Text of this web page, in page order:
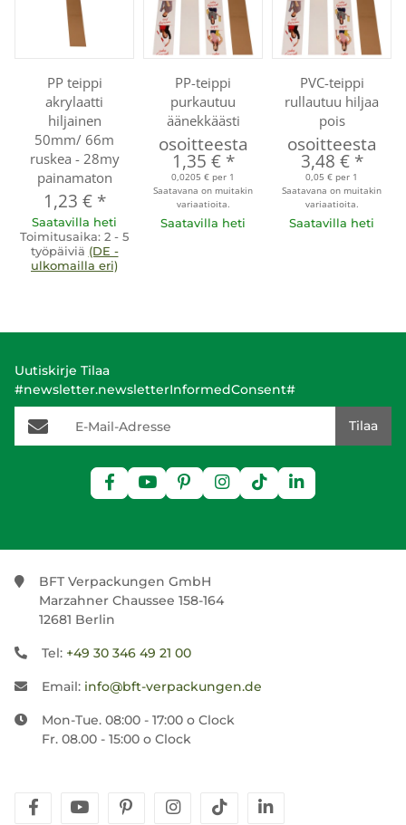
PP teippi
akrylaatti
hiljainen
50mm/ 66m
ruskea - 28my
painamaton
1,23 € *
Saatavilla heti
Toimitusaika: 2 - 5
työpäiviä (DE -
ulkomailla eri)
PP-teippi
purkautuu
äänekkäästi
osoitteesta
1,35 € *
0,0205 € per 1
Saatavana on muitakin
variaatioita.
Saatavilla heti
PVC-teippi
rullautuu hiljaa
pois
osoitteesta
3,48 € *
0,05 € per 1
Saatavana on muitakin
variaatioita.
Saatavilla heti
Uutiskirje Tilaa
#newsletter.newsletterInformedConsent#
E-Mail-Adresse
Tilaa
BFT Verpackungen GmbH
Marzahner Chaussee 158-164
12681 Berlin
Tel: +49 30 346 49 21 00
Email: info@bft-verpackungen.de
Mon-Tue. 08:00 - 17:00 o Clock
Fr. 08.00 - 15:00 o Clock
facebookyoutubepinterestinstagram
tiktok